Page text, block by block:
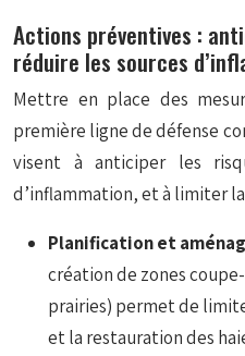
Actions préventives :
réduire les sources
Mettre en place des
première ligne de défense
visent à anticiper les
d’inflammation, et à limiter
Planification et
création de zones
prairies) permet de
et la restauration des